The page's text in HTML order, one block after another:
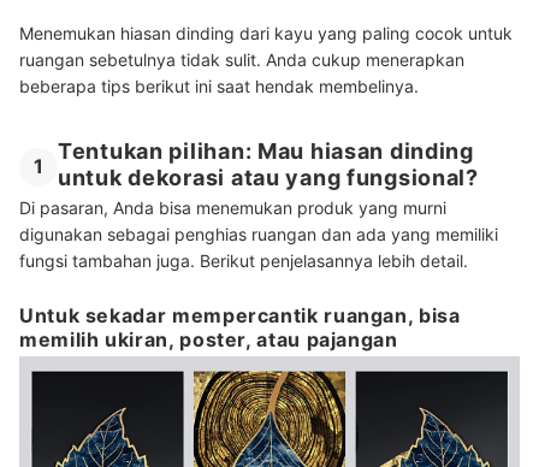
Menemukan hiasan dinding dari kayu yang paling cocok untuk
ruangan sebetulnya tidak sulit. Anda cukup menerapkan
beberapa tips berikut ini saat hendak membelinya.
1
Tentukan pilihan: Mau hiasan dinding
untuk dekorasi atau yang fungsional?
Di pasaran, Anda bisa menemukan produk yang murni
digunakan sebagai penghias ruangan dan ada yang memiliki
fungsi tambahan juga. Berikut penjelasannya lebih detail.
Untuk sekadar mempercantik ruangan, bisa
memilih ukiran, poster, atau pajangan